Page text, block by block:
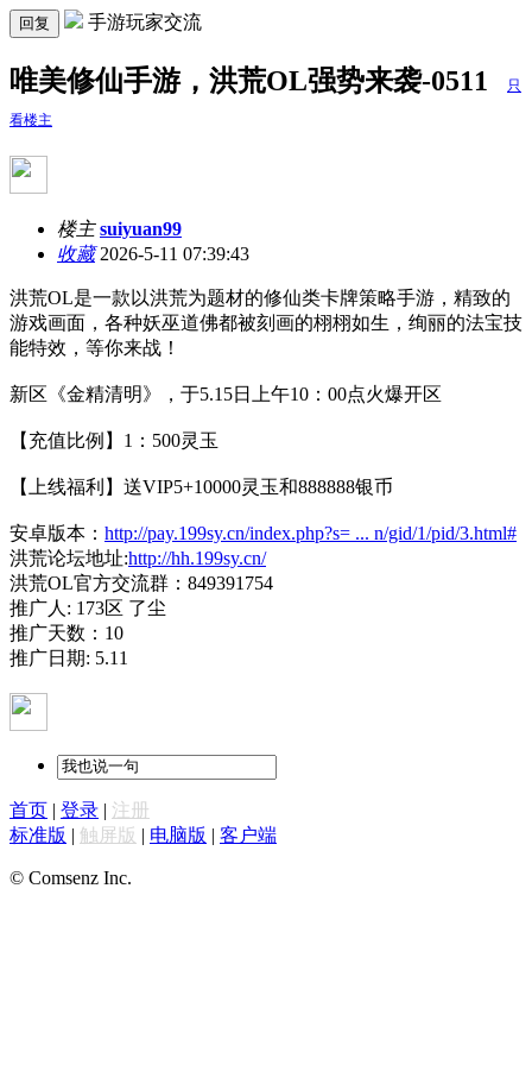
回复 手游玩家交流
唯美修仙手游，洪荒OL强势来袭-0511 只
看楼主
楼主 suiyuan99
收藏2026-5-11 07:39:43
洪荒OL是一款以洪荒为题材的修仙类卡牌策略手游，精致的
游戏画面，各种妖巫道佛都被刻画的栩栩如生，绚丽的法宝技
能特效，等你来战！
新区《金精清明》，于5.15日上午10：00点火爆开区
【充值比例】1：500灵玉
【上线福利】送VIP5+10000灵玉和888888银币
安卓版本： http://pay.199sy.cn/index.php?s= ... n/gid/1/pid/3.html#
洪荒论坛地址:http://hh.199sy.cn/
洪荒OL官方交流群：849391754
推广人: 173区 了尘
推广天数：10
推广日期: 5.11
首页 | 登录 | 注册
标准版 | 触屏版 | 电脑版 | 客户端
© Comsenz Inc.